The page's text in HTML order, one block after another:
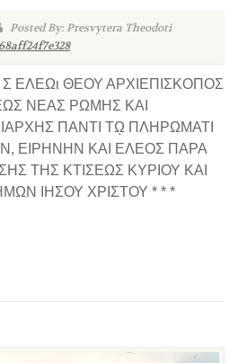
Posted By: Presvytera Theodoti
Σ ΕΛΕΩι ΘΕΟΥ ΑΡΧΙΕΠΙΣΚΟΠΟΣ
ΝΕΑΣ ΡΩΜΗΣ ΚΑΙ
ΠΑΝΤΙ Τῼ ΠΛΗΡΩΜΑΤΙ
ΕΙΡΗΝΗΝ ΚΑΙ ΕΛΕΟΣ ΠΑΡΑ
ΤΗΣ ΚΤΙΣΕΩΣ ΚΥΡΙΟΥ ΚΑΙ
ΙΗΣΟΥ ΧΡΙΣΤΟΥ * * *